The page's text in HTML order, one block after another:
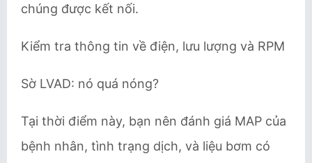
chúng được kết nối.
Kiểm tra thông tin về điện, lưu lượng và RPM
Sờ LVAD: nó quá nóng?
Tại thời điểm này, bạn nên đánh giá MAP của
bệnh nhân, tình trạng dịch, và liệu bơm có